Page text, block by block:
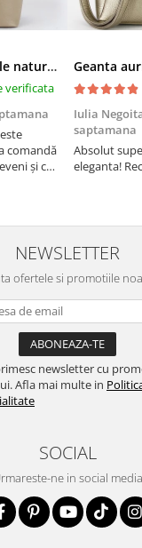
Geanta bej din piele naturala 8966 123
verificata
comandă
și cu
Iulia
saptamana
Absolut
eleganta!
NEWSLETTER
ofertele si promotiile
newsletter cu
Afla mai multe in
SOCIAL
ne in social media